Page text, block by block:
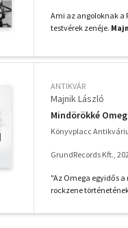
Ami az angoloknak a
testvérek zenéje.
ANTIKVÁR
Majnik László
Mindörökké
Könyvplacc
GrundRecords Kft.,
"Az Omega egyidős
rockzene